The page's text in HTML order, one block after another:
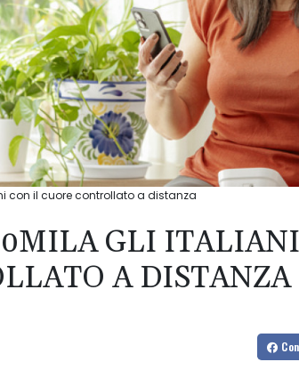
con il cuore controllato a distanza
GLI
A DISTANZA